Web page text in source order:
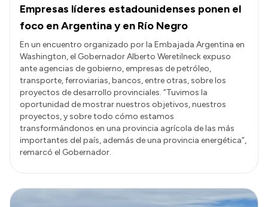
Empresas líderes estadounidenses ponen el
foco en Argentina y en Río Negro
En un encuentro organizado por la Embajada Argentina en
Washington, el Gobernador Alberto Weretilneck expuso
ante agencias de gobierno, empresas de petróleo,
transporte, ferroviarias, bancos, entre otras, sobre los
proyectos de desarrollo provinciales. “Tuvimos la
oportunidad de mostrar nuestros objetivos, nuestros
proyectos, y sobre todo cómo estamos
transformándonos en una provincia agrícola de las más
importantes del país, además de una provincia energética”,
remarcó el Gobernador.